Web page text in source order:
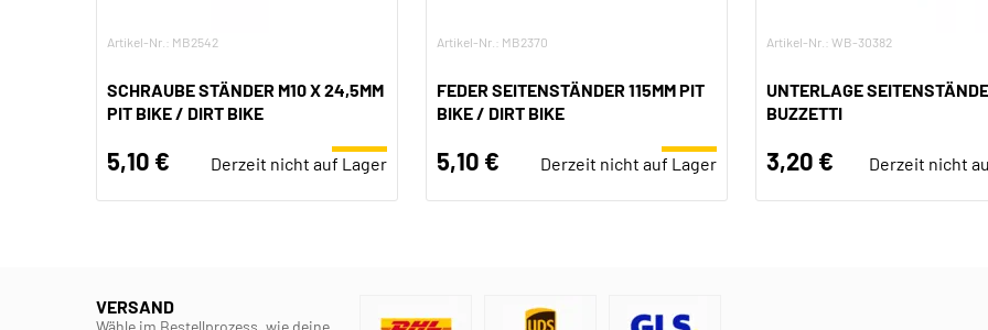
Artikel-Nr.: MB2542
SCHRAUBE STÄNDER M10 X 24,5MM
PIT BIKE / DIRT BIKE
5,10 € Derzeit nicht auf Lager
Artikel-Nr.: MB2370
FEDER SEITENSTÄNDER 115MM PIT
BIKE / DIRT BIKE
5,10 € Derzeit nicht auf Lager
Artikel-Nr.: WB-30382
UNTERLAGE
BUZZETTI
3,20 € Derzeit nicht
VERSAND